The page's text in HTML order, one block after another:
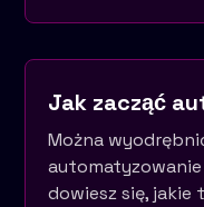
Jak zacząć
Można
dowiesz się, jakie